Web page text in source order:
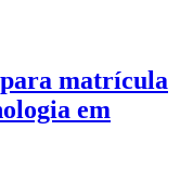
para matrícula
em